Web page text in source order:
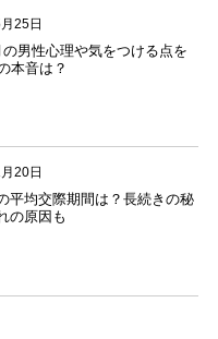
25日
男性心理や気をつける点を
本音は？
20日
平均交際期間は？長続きの秘
の原因も